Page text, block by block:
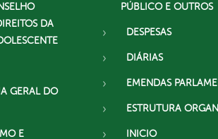
DA
GERAL DO
E
PÚBLICO E OUTROS
DESPESAS
DIÁRIAS
EMENDAS
ESTRUTURA
INICIO